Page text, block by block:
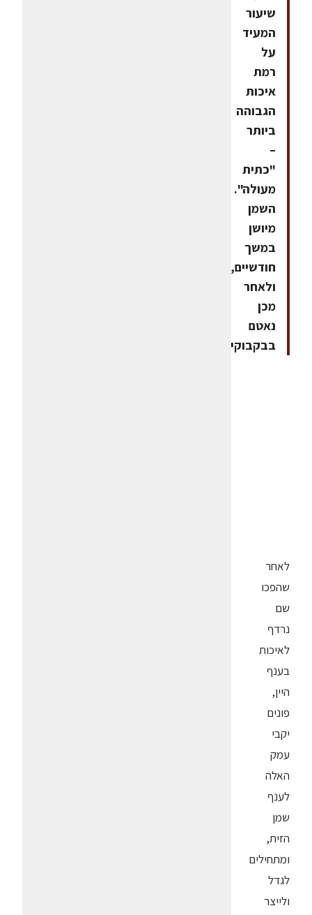
שיעור
המעיד
על
רמת
איכות
הגבוהה
ביותר
–
"כתית
מעולה".
השמן
מיושן
במשך
חודשיים,
ולאחר
מכן
נאטם
בבקבוקים
לאחר
שהפכו
שם
נרדף
לאיכות
בענף
היין,
פונים
יקבי
עמק
האלה
לענף
שמן
הזית,
ומתחילים
לגדל
ולייצר